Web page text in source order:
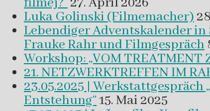
Luka Golinski (Filmemacher)
Lebendiger Adventskalender in
Frauke Rahr und Filmgespräch
Workshop: „VOM TREATMENT
21. NETZWERKTREFFEN IM
23.05.2025 |
Entstehung“15. Mai 2025